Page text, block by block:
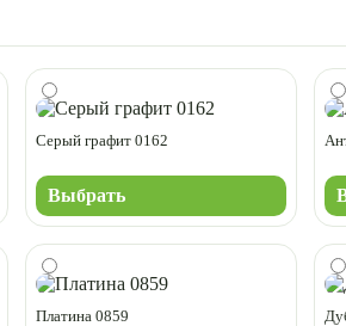
Серый графит 0162
Выбрать
Платина 0859